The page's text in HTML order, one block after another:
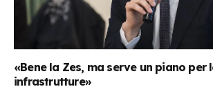
«Bene la Zes, ma serve un piano per
infrastrutture»